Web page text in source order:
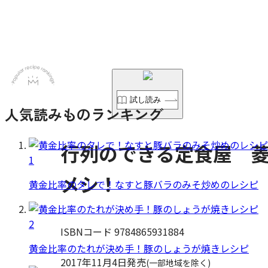
試し読み
行列のできる定食屋
メシ！
ISBNコード 9784865931884
2017年11月4日発売(一部地域を除く)
人気読みものランキング
1
黄金比率のタレで！なすと豚バラのみそ炒めのレシピ
2
黄金比率のたれが決め手！豚のしょうが焼きレシピ